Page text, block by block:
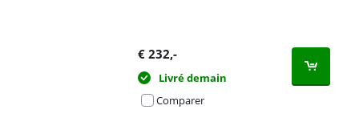
€ 232,-
Livré demain
Comparer